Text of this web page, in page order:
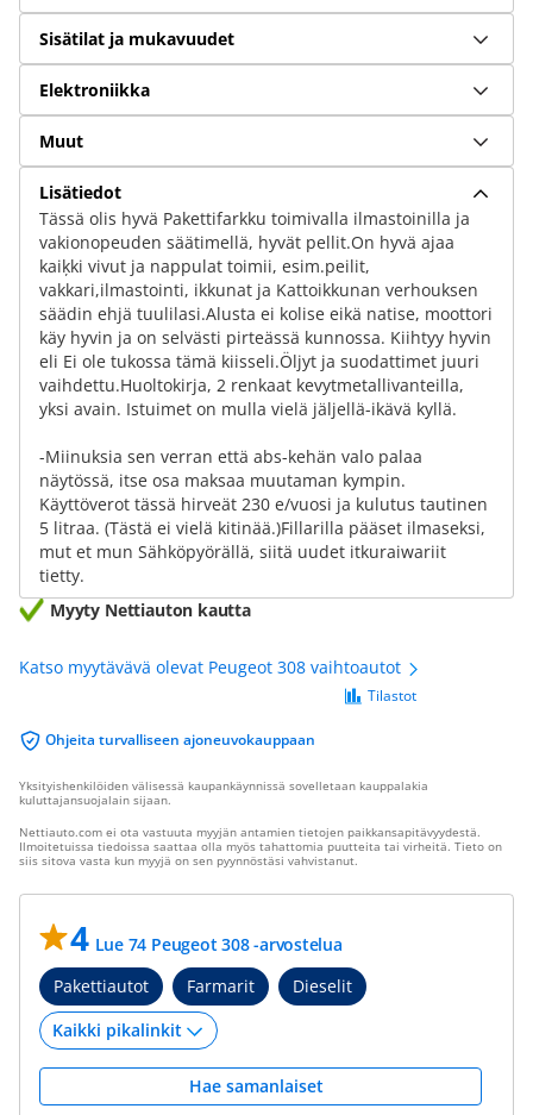
Sisätilat ja mukavuudet
Elektroniikka
Muut
Lisätiedot
Tässä olis hyvä Pakettifarkku toimivalla ilmastoinilla ja
vakionopeuden säätimellä, hyvät pellit.On hyvä ajaa
kaiķki vivut ja nappulat toimii, esim.peilit,
vakkari,ilmastointi, ikkunat ja Kattoikkunan verhouksen
säädin ehjä tuulilasi.Alusta ei kolise eikä natise, moottori
käy hyvin ja on selvästi pirteässä kunnossa. Kiihtyy hyvin
eli Ei ole tukossa tämä kiisseli.Öljyt ja suodattimet juuri
vaihdettu.Huoltokirja, 2 renkaat kevytmetallivanteilla,
yksi avain. Istuimet on mulla vielä jäljellä-ikävä kyllä.
-Miinuksia sen verran että abs-kehän valo palaa
näytössä, itse osa maksaa muutaman kympin.
Käyttöverot tässä hirveät 230 e/vuosi ja kulutus tautinen
5 litraa. (Tästä ei vielä kitinää.)Fillarilla pääset ilmaseksi,
mut et mun Sähköpyörällä, siitä uudet itkuraiwariit
tietty.
Myyty Nettiauton kautta
Katso myytävävä olevat Peugeot 308 vaihtoautot
Ohjeita turvalliseen ajoneuvokauppaan
Tilastot
Yksityishenkilöiden välisessä kaupankäynnissä sovelletaan kauppalakia
kuluttajansuojalain sijaan.
Nettiauto.com ei ota vastuuta myyjän antamien tietojen paikkansapitävyydestä.
Ilmoitetuissa tiedoissa saattaa olla myös tahattomia puutteita tai virheitä. Tieto on
siis sitova vasta kun myyjä on sen pyynnöstäsi vahvistanut.
4 Lue 74 Peugeot 308 -arvostelua
Pakettiautot
Farmarit Dieselit
Hae samanlaiset